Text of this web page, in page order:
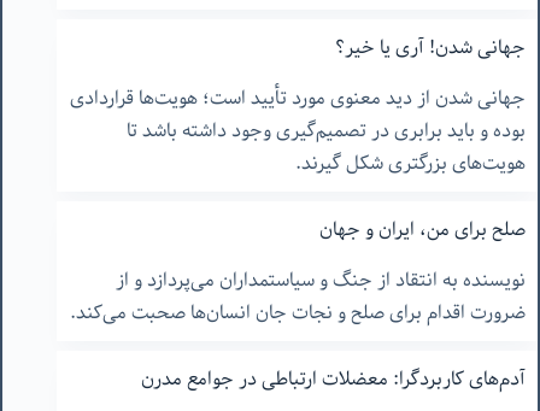
جهانی شدن! آری یا خیر؟
جهانی شدن از دید معنوی مورد تأیید است؛ هویت‌ها قراردادی
بوده و باید برابری در تصمیم‌گیری وجود داشته باشد تا
هویت‌های بزرگتری شکل گیرند.
صلح برای من، ایران و جهان
نویسنده به انتقاد از جنگ و سیاستمداران می‌پردازد و از
ضرورت اقدام برای صلح و نجات جان انسان‌ها صحبت می‌کند.
آدم‌های کاربردگرا: معضلات ارتباطی در جوامع مدرن